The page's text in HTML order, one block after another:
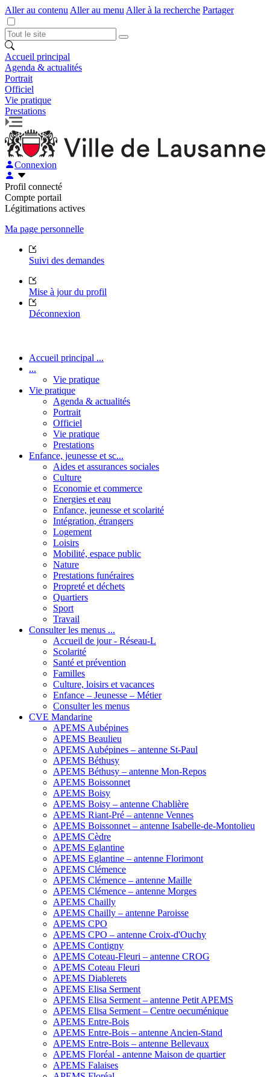
Aller au contenu Aller au menu Aller à la recherche Partager
Accueil principal
Agenda & actualités
Portrait
Officiel
Vie pratique
Prestations
Connexion
Profil connecté
Compte portail
Légitimations actives
Ma page personnelle
Suivi des demandes
Mise à jour du profil
Déconnexion
Accueil principal ...
...
Vie pratique
Vie pratique
Agenda & actualités
Portrait
Officiel
Vie pratique
Prestations
Enfance, jeunesse et sc...
Aides et assurances sociales
Culture
Economie et commerce
Energies et eau
Enfance, jeunesse et scolarité
Intégration, étrangers
Logement
Loisirs
Mobilité, espace public
Nature
Prestations funéraires
Propreté et déchets
Quartiers
Sport
Travail
Consulter les menus ...
Accueil de jour - Réseau-L
Scolarité
Santé et prévention
Familles
Culture, loisirs et vacances
Enfance – Jeunesse – Métier
Consulter les menus
CVE Mandarine
APEMS Aubépines
APEMS Beaulieu
APEMS Aubépines – antenne St-Paul
APEMS Béthusy
APEMS Béthusy – antenne Mon-Repos
APEMS Boissonnet
APEMS Boisy
APEMS Boisy – antenne Chablière
APEMS Riant-Pré – antenne Vennes
APEMS Boissonnet – antenne Isabelle-de-Montolieu
APEMS Cèdre
APEMS Eglantine
APEMS Eglantine – antenne Florimont
APEMS Clémence
APEMS Clémence – antenne Maille
APEMS Clémence – antenne Morges
APEMS Chailly
APEMS Chailly – antenne Paroisse
APEMS CPO
APEMS CPO – antenne Croix-d'Ouchy
APEMS Contigny
APEMS Coteau-Fleuri – antenne CROG
APEMS Coteau Fleuri
APEMS Diablerets
APEMS Elisa Serment
APEMS Elisa Serment – antenne Petit APEMS
APEMS Elisa Serment – Centre oecuménique
APEMS Entre-Bois
APEMS Entre-Bois – antenne Ancien-Stand
APEMS Entre-Bois – antenne Bellevaux
APEMS Floréal - antenne Maison de quartier
APEMS Falaises